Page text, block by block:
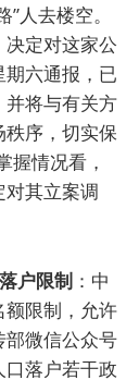
人去楼空。
定对这家公
六通报，已
并将与有关方
序，切实保
握情况看，
其立案调
户限制 ：中
额限制，允许
微信公众号
落户若干政